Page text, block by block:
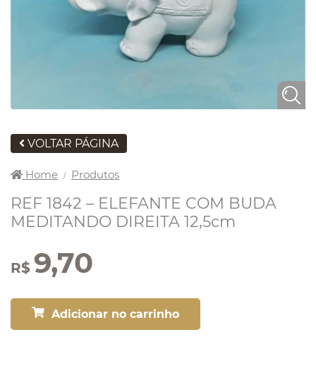
VOLTAR PÁGINA
Home / Produtos
REF 1842 – ELEFANTE COM BUDA
MEDITANDO DIREITA 12,5cm
R$ 9,70
Adicionar no carrinho